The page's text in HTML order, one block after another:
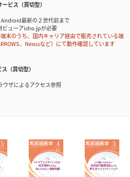
ビス（買切型）
最新の２世代前まで
ビューアisho.jpが必要
のうち、国内キャリア経由で販売されている端
、Nexusなど）にて動作確認しています
（買切型）
ザによるアクセス参照